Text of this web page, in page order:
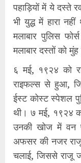
पहाड़ियों में ये दस्ते
भी युद्ध में हारा
मलाबार पुलिस
मलाबार दस्तों को
६ मई, १९२४ को
राइफल्स से हुआ,
ईस्ट कोस्ट स्पेशल
थी। ७ मई, १९२४
उनकी खोज में वन
अफसर की नजर
चलाई, जिससे राजू